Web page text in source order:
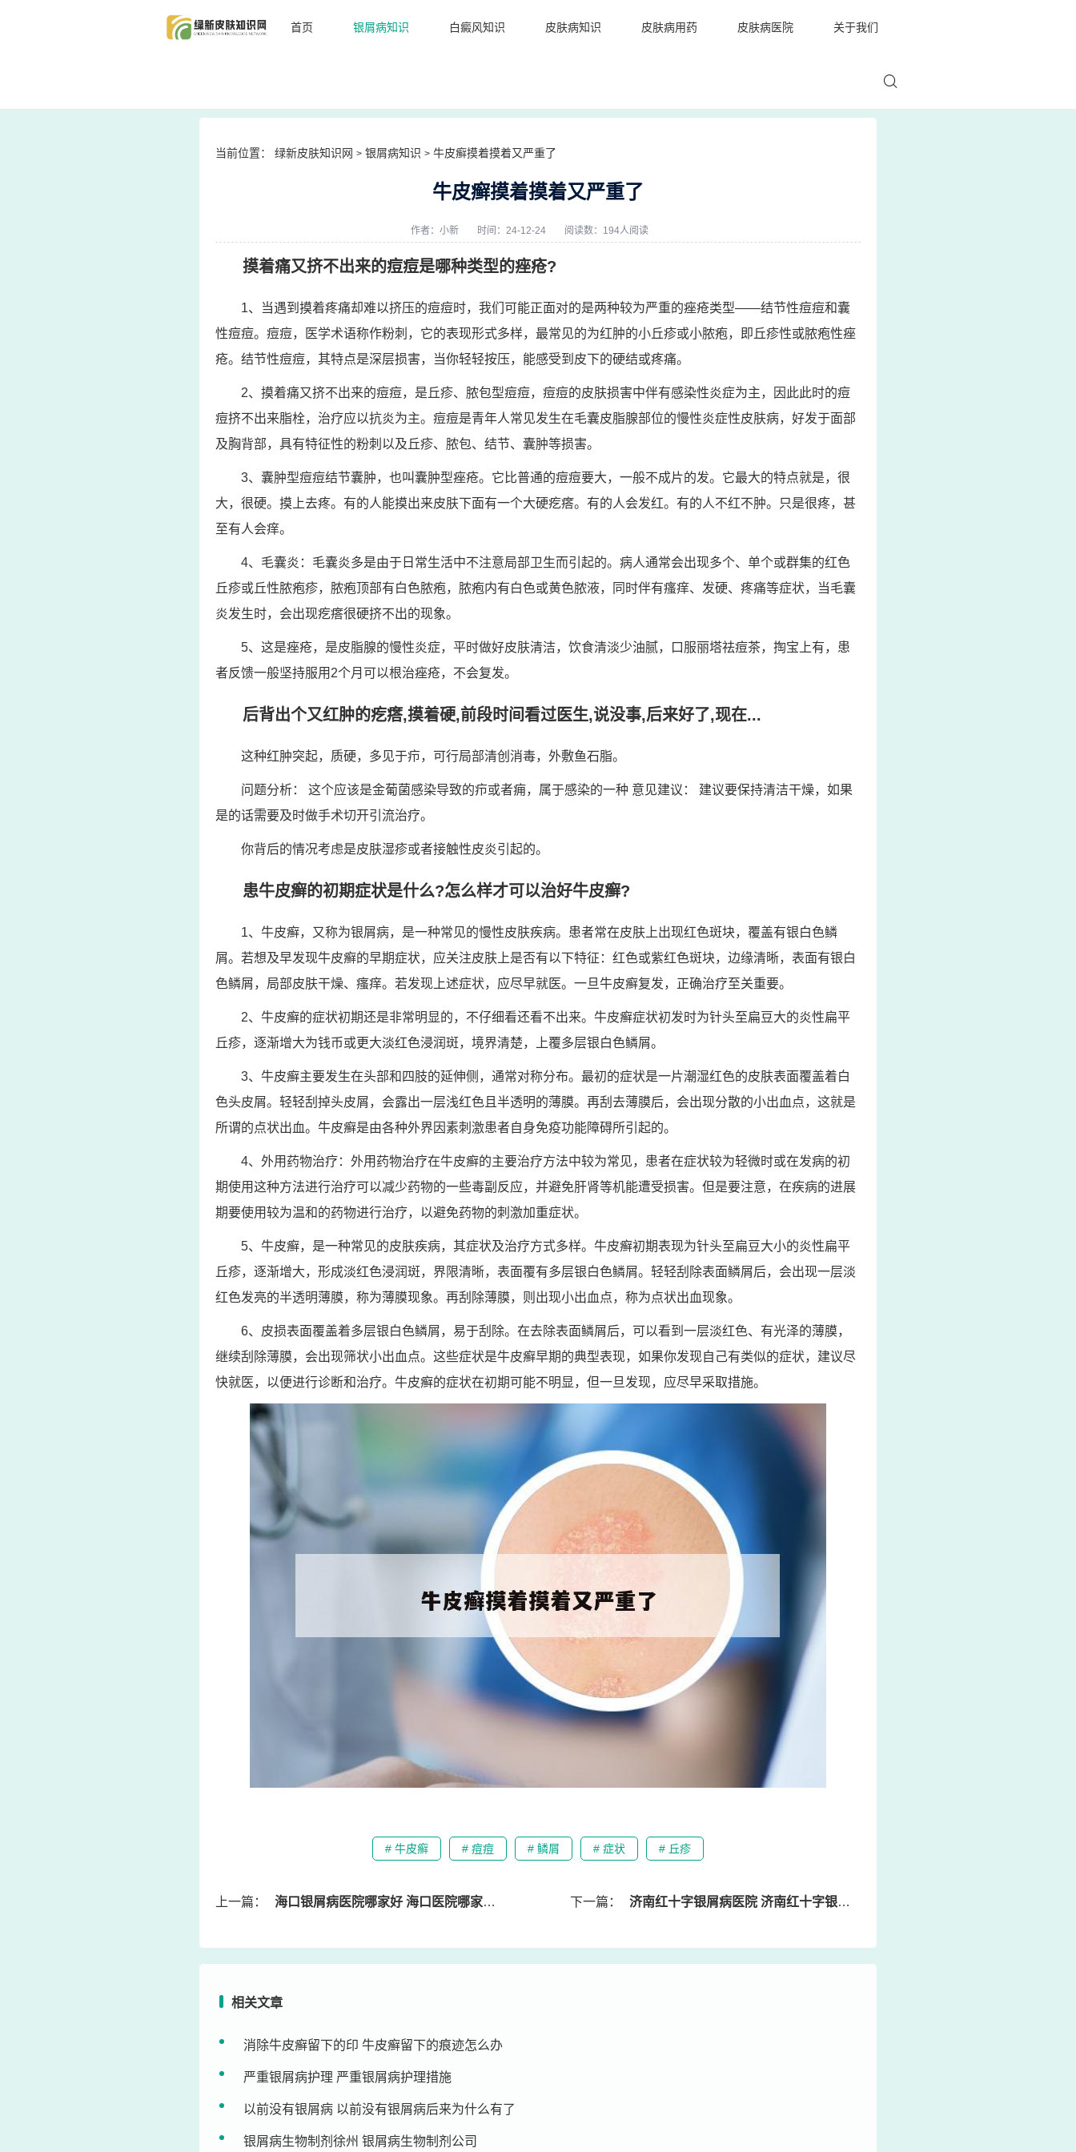
首页 银屑病知识 白癜风知识 皮肤病知识 皮肤病用药 皮肤病医院 关于我们
当前位置： 绿新皮肤知识网 > 银屑病知识 > 牛皮癣摸着摸着又严重了
牛皮癣摸着摸着又严重了
作者：小新 时间：24-12-24 阅读数：194人阅读
摸着痛又挤不出来的痘痘是哪种类型的痤疮?
1、当遇到摸着疼痛却难以挤压的痘痘时，我们可能正面对的是两种较为严重的痤疮类型——结节性痘痘和囊
性痘痘。痘痘，医学术语称作粉刺，它的表现形式多样，最常见的为红肿的小丘疹或小脓疱，即丘疹性或脓疱性痤
疮。结节性痘痘，其特点是深层损害，当你轻轻按压，能感受到皮下的硬结或疼痛。
2、摸着痛又挤不出来的痘痘，是丘疹、脓包型痘痘，痘痘的皮肤损害中伴有感染性炎症为主，因此此时的痘
痘挤不出来脂栓，治疗应以抗炎为主。痘痘是青年人常见发生在毛囊皮脂腺部位的慢性炎症性皮肤病，好发于面部
及胸背部，具有特征性的粉刺以及丘疹、脓包、结节、囊肿等损害。
3、囊肿型痘痘结节囊肿，也叫囊肿型痤疮。它比普通的痘痘要大，一般不成片的发。它最大的特点就是，很
大，很硬。摸上去疼。有的人能摸出来皮肤下面有一个大硬疙瘩。有的人会发红。有的人不红不肿。只是很疼，甚
至有人会痒。
4、毛囊炎：毛囊炎多是由于日常生活中不注意局部卫生而引起的。病人通常会出现多个、单个或群集的红色
丘疹或丘性脓疱疹，脓疱顶部有白色脓疱，脓疱内有白色或黄色脓液，同时伴有瘙痒、发硬、疼痛等症状，当毛囊
炎发生时，会出现疙瘩很硬挤不出的现象。
5、这是痤疮，是皮脂腺的慢性炎症，平时做好皮肤清洁，饮食清淡少油腻，口服丽塔祛痘茶，掏宝上有，患
者反馈一般坚持服用2个月可以根治痤疮，不会复发。
后背出个又红肿的疙瘩,摸着硬,前段时间看过医生,说没事,后来好了,现在...
这种红肿突起，质硬，多见于疖，可行局部清创消毒，外敷鱼石脂。
问题分析： 这个应该是金葡菌感染导致的疖或者痈，属于感染的一种 意见建议： 建议要保持清洁干燥，如果
是的话需要及时做手术切开引流治疗。
你背后的情况考虑是皮肤湿疹或者接触性皮炎引起的。
患牛皮癣的初期症状是什么?怎么样才可以治好牛皮癣?
1、牛皮癣，又称为银屑病，是一种常见的慢性皮肤疾病。患者常在皮肤上出现红色斑块，覆盖有银白色鳞
屑。若想及早发现牛皮癣的早期症状，应关注皮肤上是否有以下特征：红色或紫红色斑块，边缘清晰，表面有银白
色鳞屑，局部皮肤干燥、瘙痒。若发现上述症状，应尽早就医。一旦牛皮癣复发，正确治疗至关重要。
2、牛皮癣的症状初期还是非常明显的，不仔细看还看不出来。牛皮癣症状初发时为针头至扁豆大的炎性扁平
丘疹，逐渐增大为钱币或更大淡红色浸润斑，境界清楚，上覆多层银白色鳞屑。
3、牛皮癣主要发生在头部和四肢的延伸侧，通常对称分布。最初的症状是一片潮湿红色的皮肤表面覆盖着白
色头皮屑。轻轻刮掉头皮屑，会露出一层浅红色且半透明的薄膜。再刮去薄膜后，会出现分散的小出血点，这就是
所谓的点状出血。牛皮癣是由各种外界因素刺激患者自身免疫功能障碍所引起的。
4、外用药物治疗：外用药物治疗在牛皮癣的主要治疗方法中较为常见，患者在症状较为轻微时或在发病的初
期使用这种方法进行治疗可以减少药物的一些毒副反应，并避免肝肾等机能遭受损害。但是要注意，在疾病的进展
期要使用较为温和的药物进行治疗，以避免药物的刺激加重症状。
5、牛皮癣，是一种常见的皮肤疾病，其症状及治疗方式多样。牛皮癣初期表现为针头至扁豆大小的炎性扁平
丘疹，逐渐增大，形成淡红色浸润斑，界限清晰，表面覆有多层银白色鳞屑。轻轻刮除表面鳞屑后，会出现一层淡
红色发亮的半透明薄膜，称为薄膜现象。再刮除薄膜，则出现小出血点，称为点状出血现象。
6、皮损表面覆盖着多层银白色鳞屑，易于刮除。在去除表面鳞屑后，可以看到一层淡红色、有光泽的薄膜，
继续刮除薄膜，会出现筛状小出血点。这些症状是牛皮癣早期的典型表现，如果你发现自己有类似的症状，建议尽
快就医，以便进行诊断和治疗。牛皮癣的症状在初期可能不明显，但一旦发现，应尽早采取措施。
# 牛皮癣 # 痘痘 # 鳞屑 # 症状 # 丘疹
上一篇： 海口银屑病医院哪家好 海口医院哪家治疗皮肤病好 下一篇： 济南红十字银屑病医院 济南红十字银屑病医院怎么样
相关文章
消除牛皮癣留下的印 牛皮癣留下的痕迹怎么办
严重银屑病护理 严重银屑病护理措施
以前没有银屑病 以前没有银屑病后来为什么有了
银屑病生物制剂徐州 银屑病生物制剂公司